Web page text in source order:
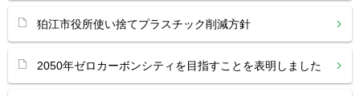
狛江市役所使い捨てプラスチック削減方針
2050年ゼロカーボンシティを目指すことを表明しました